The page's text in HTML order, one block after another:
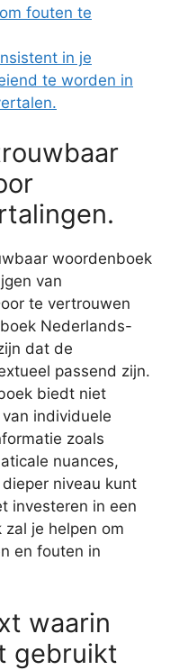
fouten te
in je
te worden in
woordenboek
van
te vertrouwen
Nederlands-
dat de
passend zijn.
biedt niet
individuele
zoals
nuances,
niveau kunt
investeren in een
je helpen om
en fouten in
waarin
gebruikt